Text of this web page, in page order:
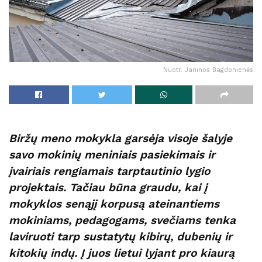
Nuotr. Janinos Bagdonienės
Biržų meno mokykla garsėja visoje šalyje
savo mokinių meniniais pasiekimais ir
įvairiais rengiamais tarptautinio lygio
projektais. Tačiau būna graudu, kai į
mokyklos senąjį korpusą ateinantiems
mokiniams, pedagogams, svečiams tenka
laviruoti tarp sustatytų kibirų, dubenių ir
kitokių indų. Į juos lietui lyjant pro kiaurą